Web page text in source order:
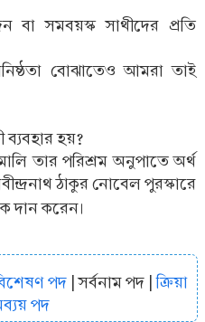
সমবয়স্ক সাথীদের প্রতি
বোঝাতেও আমরা তাই
ব্যবহার হয়?
তার পরিশ্রম অনুপাতে অর্থ
ঠাকুর নোবেল পুরস্কারে
দান করেন।
পদ | সর্বনাম পদ |ক্রিয়া
পদ